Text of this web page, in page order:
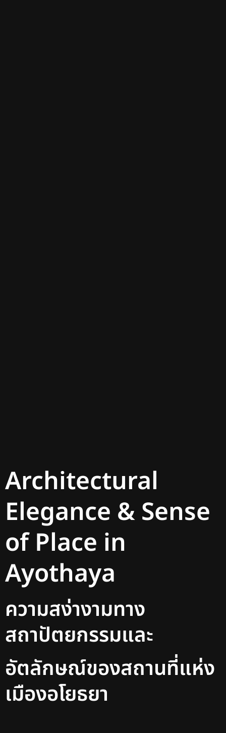
Architectural
Elegance & Sense
of Place in
Ayothaya
ความสง่างามทาง
สถาปัตยกรรมและ
อัตลักษณ์ของสถานที่แห่ง
เมืองอโยธยา